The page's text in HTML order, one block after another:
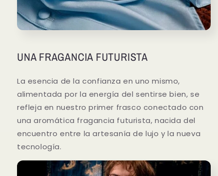
UNA FRAGANCIA FUTURISTA
La esencia de la confianza en uno mismo,
alimentada por la energía del sentirse bien, se
refleja en nuestro primer frasco conectado con
una aromática fragancia futurista, nacida del
encuentro entre la artesanía de lujo y la nueva
tecnología.